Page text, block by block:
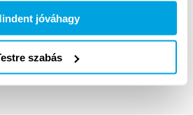
jóváhagy
szabás
Értesíts, ha olcsóbb!